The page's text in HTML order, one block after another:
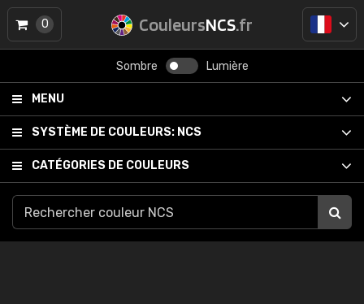
CouleursNCS.fr
Sombre Lumière
MENU
SYSTÈME DE COULEURS: NCS
CATÉGORIES DE COULEURS
0